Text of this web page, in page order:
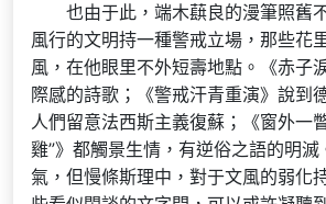
也由于此，端木蕻良的漫筆照舊
風行的文明持一種警戒立場，那些花
風，在他眼里不外短壽地點。《赤子
際感的詩歌；《警戒汗青重演》說到
人們留意法西斯主義復蘇；《窗外一
雞”》都觸景生情，有逆俗之語的明
氣，但慢條斯理中，對于文風的弱化